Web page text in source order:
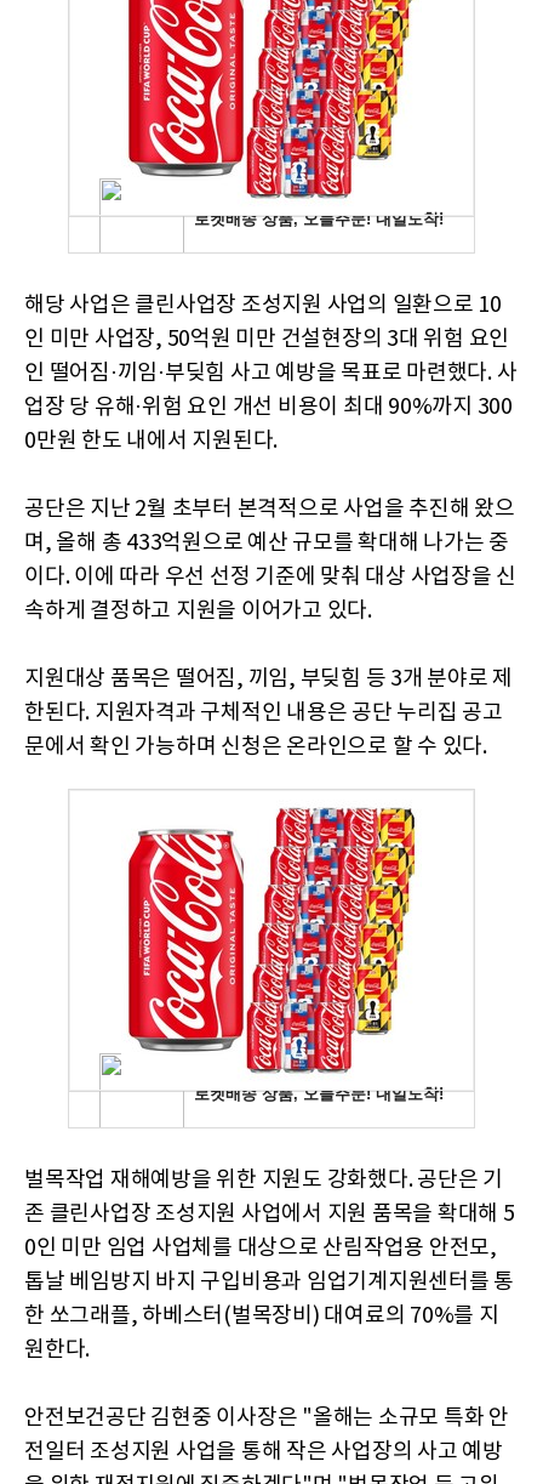
해당 사업은 클린사업장 조성지원 사업의 일환으로 10
인 미만 사업장, 50억원 미만 건설현장의 3대 위험 요인
인 떨어짐·끼임·부딪힘 사고 예방을 목표로 마련했다. 사
업장 당 유해·위험 요인 개선 비용이 최대 90%까지 300
0만원 한도 내에서 지원된다.
공단은 지난 2월 초부터 본격적으로 사업을 추진해 왔으
며, 올해 총 433억원으로 예산 규모를 확대해 나가는 중
이다. 이에 따라 우선 선정 기준에 맞춰 대상 사업장을 신
속하게 결정하고 지원을 이어가고 있다.
지원대상 품목은 떨어짐, 끼임, 부딪힘 등 3개 분야로 제
한된다. 지원자격과 구체적인 내용은 공단 누리집 공고
문에서 확인 가능하며 신청은 온라인으로 할 수 있다.
벌목작업 재해예방을 위한 지원도 강화했다. 공단은 기
존 클린사업장 조성지원 사업에서 지원 품목을 확대해 5
0인 미만 임업 사업체를 대상으로 산림작업용 안전모,
톱날 베임방지 바지 구입비용과 임업기계지원센터를 통
한 쏘그래플, 하베스터(벌목장비) 대여료의 70%를 지
원한다.
안전보건공단 김현중 이사장은 "올해는 소규모 특화 안
전일터 조성지원 사업을 통해 작은 사업장의 사고 예방